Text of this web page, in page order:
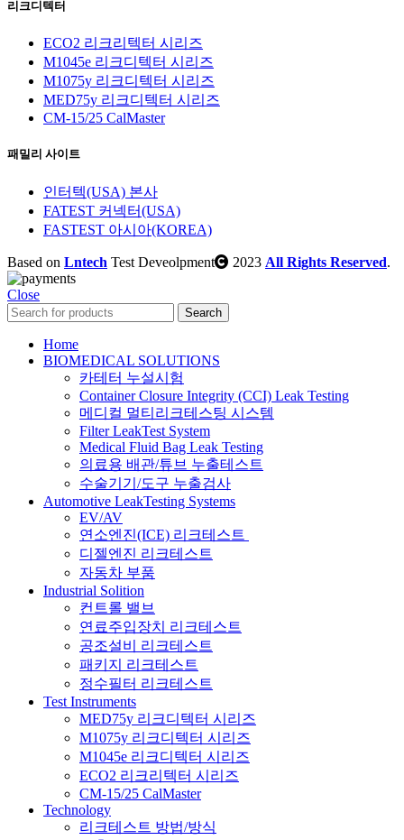
리크디텍터
ECO2 리크리텍터 시리즈
M1045e 리크디텍터 시리즈
M1075y 리크디텍터 시리즈
MED75y 리크디텍터 시리즈
CM-15/25 CalMaster
패밀리 사이트
인터텍(USA) 본사
FATEST 커넥터(USA)
FASTEST 아시아(KOREA)
Based on Lntech Test Deveolpment 2023 All Rights Reserved.
Close
Search
Home
BIOMEDICAL SOLUTIONS
카테터 누설시험
Container Closure Integrity (CCI) Leak Testing
메디컬 멀티리크테스팅 시스템
Filter LeakTest System
Medical Fluid Bag Leak Testing
의료용 배관/튜브 누출테스트
수술기기/도구 누출검사
Automotive LeakTesting Systems
EV/AV
연소엔진(ICE) 리크테스트
디젤엔진 리크테스트
자동차 부품
Industrial Solition
컨트롤 밸브
연료주입장치 리크테스트
공조설비 리크테스트
패키지 리크테스트
정수필터 리크테스트
Test Instruments
MED75y 리크디텍터 시리즈
M1075y 리크디텍터 시리즈
M1045e 리크디텍터 시리즈
ECO2 리크리텍터 시리즈
CM-15/25 CalMaster
Technology
리크테스트 방법/방식